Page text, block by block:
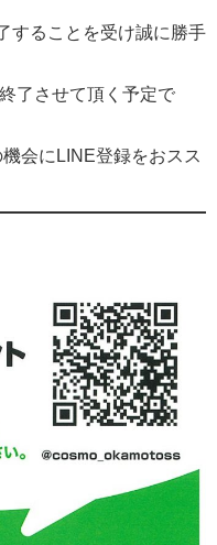
することを受け誠に勝手
了させて頂く予定で
会にLINE登録をおスス